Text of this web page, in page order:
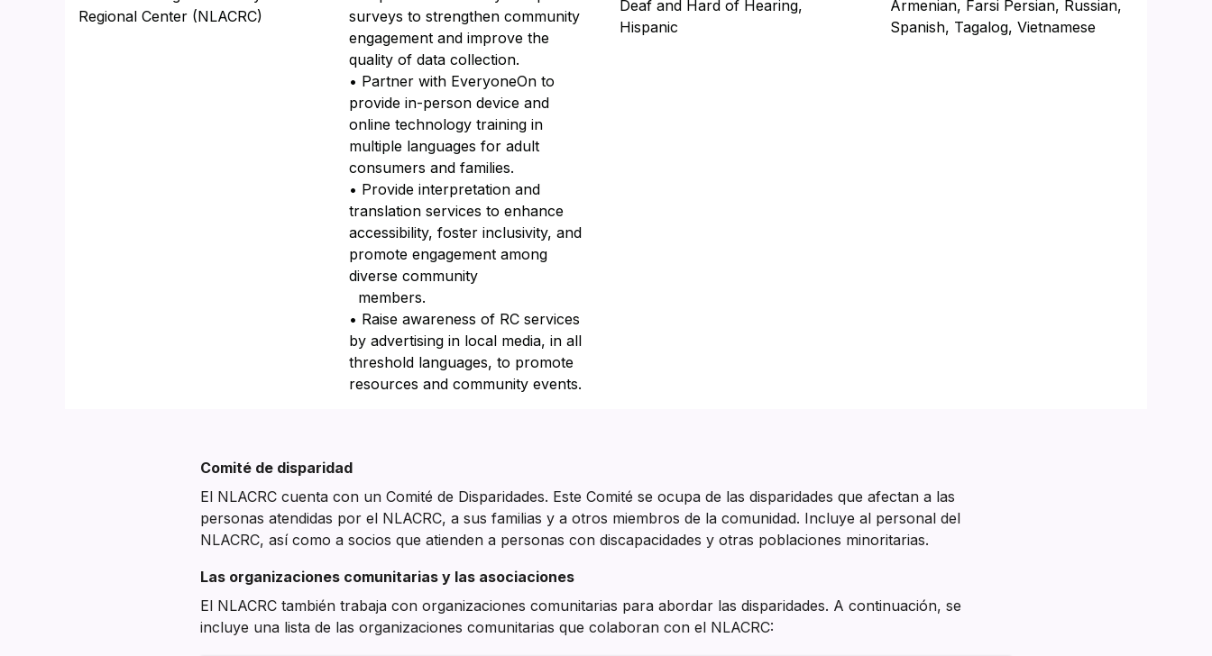
Regional Center (NLACRC)
surveys to strengthen community
engagement and improve the
quality of data collection.
• Partner with EveryoneOn to
provide in-person device and
online technology training in
multiple languages for adult
consumers and families.
• Provide interpretation and
translation services to enhance
accessibility, foster inclusivity, and
promote engagement among
diverse community
members.
• Raise awareness of RC services
by advertising in local media, in all
threshold languages, to promote
resources and community events.
Deaf and Hard of Hearing,
Hispanic
Armenian, Farsi Persian, Russian,
Spanish, Tagalog, Vietnamese
Comité de disparidad
El NLACRC cuenta con un Comité de Disparidades. Este Comité se ocupa de las disparidades que afectan a las
personas atendidas por el NLACRC, a sus familias y a otros miembros de la comunidad. Incluye al personal del
NLACRC, así como a socios que atienden a personas con discapacidades y otras poblaciones minoritarias.
Las organizaciones comunitarias y las asociaciones
El NLACRC también trabaja con organizaciones comunitarias para abordar las disparidades. A continuación, se
incluye una lista de las organizaciones comunitarias que colaboran con el NLACRC: